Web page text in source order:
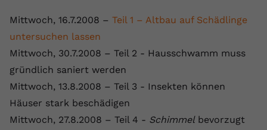
Mittwoch, 16.7.2008 – Teil 1 – Altbau auf Schädlinge
untersuchen lassen
Mittwoch, 30.7.2008 – Teil 2 - Hausschwamm muss
gründlich saniert werden
Mittwoch, 13.8.2008 – Teil 3 - Insekten können
Häuser stark beschädigen
Mittwoch, 27.8.2008 – Teil 4 - Schimmelbevorzugt